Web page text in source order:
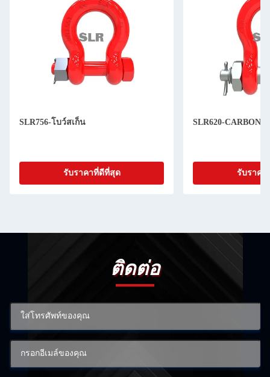
SLR756-โบว์สเก็น
รับราคาที่ดีที่สุด
SLR620-CARBON
รับราคา
ติดต่อ